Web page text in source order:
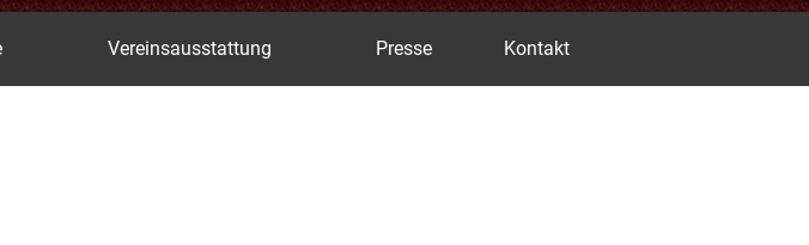
Vereinsausstattung Presse Kontakt